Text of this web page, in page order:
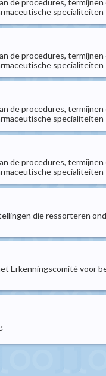
de procedures, termijnen
specialiteiten
de procedures, termijnen
specialiteiten
de procedures, termijnen
specialiteiten
de procedures, termijnen
specialiteiten
die ressorteren
Erkenningscomité voor